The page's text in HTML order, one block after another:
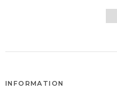
INFORMATION